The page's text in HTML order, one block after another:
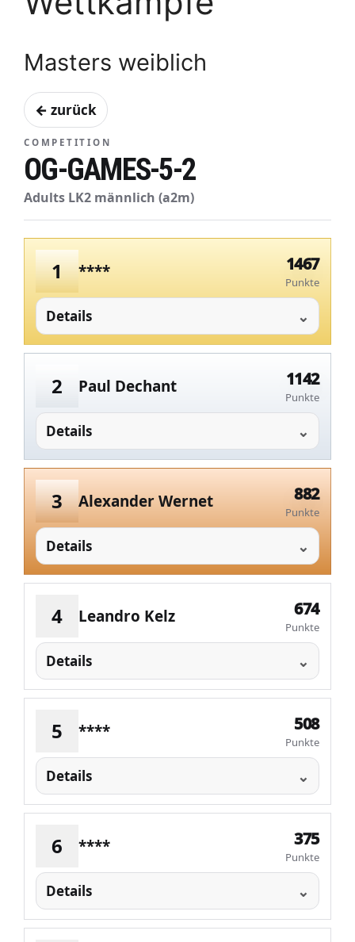
Masters weiblich
← zurück
COMPETITION
OG-GAMES-5-2
Adults LK2 männlich (a2m)
1 **** 1467
Punkte
Details
2 Paul Dechant 1142
Punkte
Details
3 Alexander Wernet 882
Punkte
Details
4 Leandro Kelz 674
Punkte
Details
5 **** 508
Punkte
Details
6 **** 375
Punkte
Details